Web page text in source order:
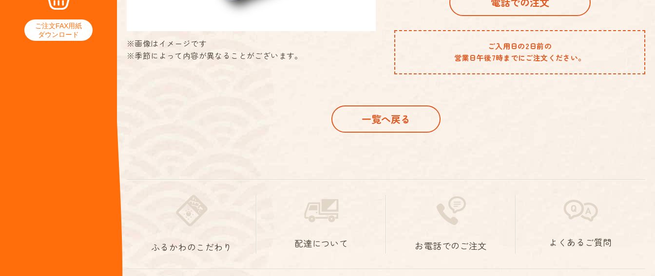
ご注文FAX用紙
ダウンロード
※画像はイメージです
※季節によって内容が異なることがございます。
ご入用日の2日前の
営業日午後7時までにご注文ください。
一覧へ戻る
ふるかわのこだわり 配達について お電話でのご注文 よくあるご質問